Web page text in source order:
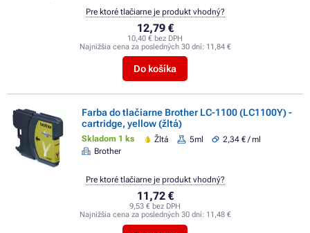
12,79 €
10,40 € bez DPH
Najnižšia cena za posledných 30 dní: 11,84 €
Do košíka
Pre ktoré tlačiarne je produkt vhodný?
Farba do tlačiarne Brother LC-1100 (LC1100Y) -
cartridge, yellow (žltá)
Skladom 1 ks Žltá 5ml
2,34 € / ml
Brother
11,72 €
9,53 € bez DPH
Najnižšia cena za posledných 30 dní: 11,48 €
Pre ktoré tlačiarne je produkt vhodný?